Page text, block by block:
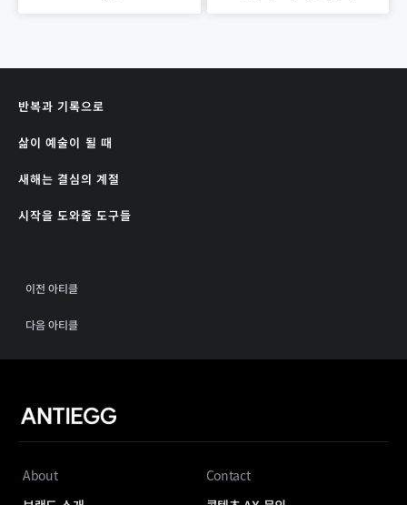
반복과 기록으로
삶이 예술이 될 때
새해는 결심의 계절
시작을 도와줄 도구들
이전 아티클
다음 아티클
About
Contact